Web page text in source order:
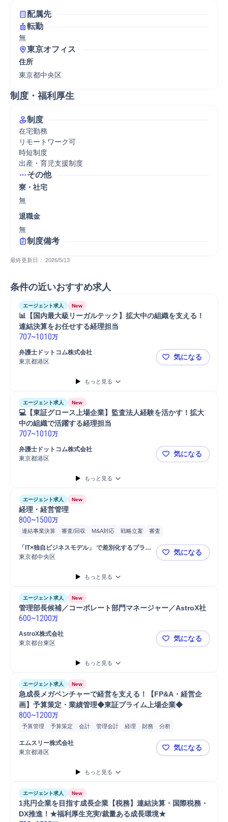
配属先
転勤
無
東京オフィス
住所
東京都中央区
制度・福利厚生
制度
在宅勤務
リモートワーク可
時短制度
出産・育児支援制度
その他
寮・社宅
無
退職金
無
制度備考
最終更新日： 2026/5/13
条件の近いおすすめ求人
エージェント求人 New
📊【国内最大級リーガルテック】拡大中の組織を支える！
連結決算をお任せする経理担当
707~1010万
弁護士ドットコム株式会社
東京都港区
📊【国内最
気になる
もっと見る
エージェント求人 New
💻【東証グロース上場企業】監査法人経験を活かす！拡大
中の組織で活躍する経理担当
707~1010万
弁護士ドットコム株式会社
東京都港区
💻【東証グ
気になる
もっと見る
エージェント求人 New
経理・経営管理
800~1500万
連結事業決算 審査/回収 M&A対応 戦略立案
審査
バリューアップ/モニタリング
政治/政策 財務
モニタリング
審査対応 経理
「IT×独自ビジネスモデル」 で差別化するプライ
ム上場の不動産会社
東京都中央区 経理・経営
気になる
もっと見る
エージェント求人 New
管理部長候補／コーポレート部門マネージャー／AstroX社
600~1200万
AstroX株式会社
東京都台東区
管理部長候
気になる
もっと見る
エージェント求人 New
急成長メガベンチャーで経営を支える！【FP&A・経営企
画】予算策定・業績管理◆東証プライム上場企業◆
800~1200万
予算管理 予算策定 会計 管理会計 経理 財務 分析
エムスリー株式会社
東京都港区
急成長メガ
気になる
もっと見る
エージェント求人 New
1兆円企業を目指す成長企業【税務】連結決算・国際税務・
DX推進！★福利厚生充実/裁量ある成長環境★